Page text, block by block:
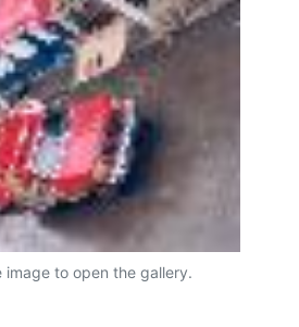
image to open the gallery.